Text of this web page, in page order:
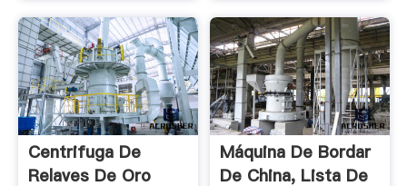
Centrifuga De
Relaves De Oro
Máquina De Bordar
De China, Lista De